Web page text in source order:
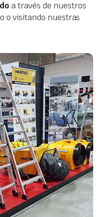
a través de nuestros
o visitando nuestras